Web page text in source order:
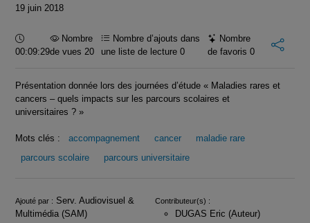
19 juin 2018
Durée :
00:09:29
Nombre
de vues 20
Nombre d’ajouts dans
une liste de lecture0
Nombre
de favoris 0
Présentation donnée lors des journées d’étude « Maladies rares et
cancers – quels impacts sur les parcours scolaires et
universitaires ? »
Mots clés : accompagnement cancer
maladie rare
parcours scolaire
parcours universitaire
Infos
Ajouté par : Serv. Audiovisuel &
Multimédia (SAM)
Contributeur(s) :
DUGAS Eric (Auteur)